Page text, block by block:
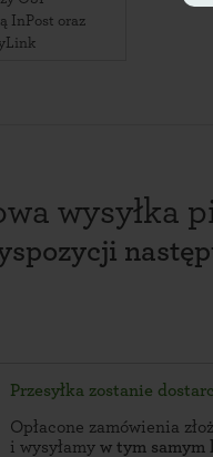
InPost oraz
wysyłka
Przesyłka zostanie
Opłacone zamówienia
i wysyłamy w tym samym